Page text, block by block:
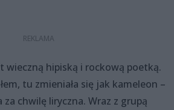
wieczną hipiską i rockową poetką.
tu zmieniała się jak kameleon –
za chwilę liryczna. Wraz z grupą